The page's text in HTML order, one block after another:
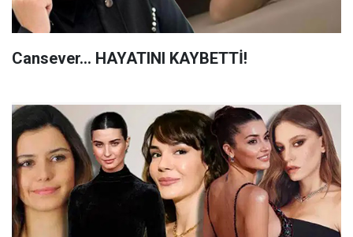
Cansever... HAYATINI KAYBETTİ!